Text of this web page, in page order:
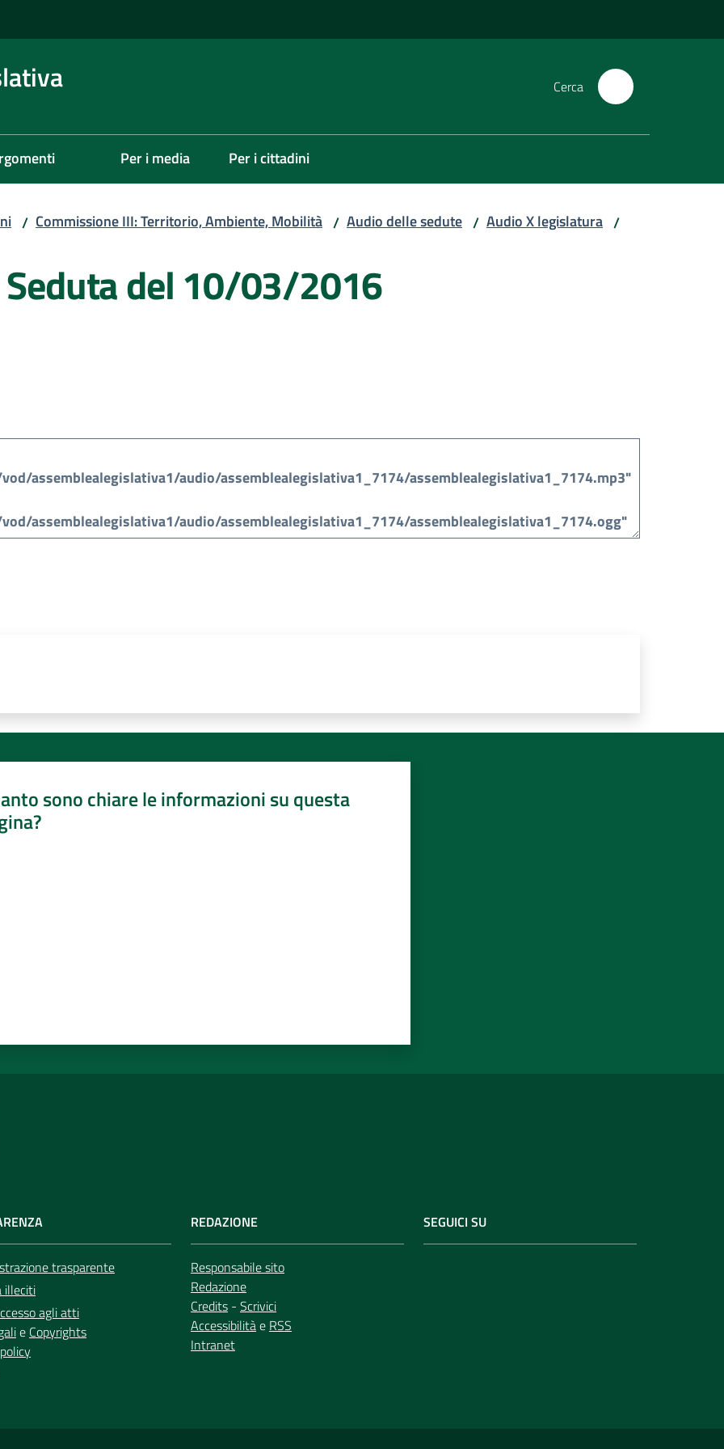
Cerca
Per i media Per i cittadini
/ Commissione III: Territorio, Ambiente, Mobilità / Audio delle sedute / Audio X legislatura /
del 10/03/2016
sono chiare le informazioni su questa
trasparente
illeciti
agli atti
e Copyrights
REDAZIONE
Responsabile sito
Redazione
Credits - Scrivici
Accessibilitàe RSS
Intranet
SEGUICI SU